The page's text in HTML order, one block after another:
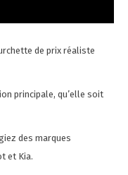
de prix réaliste
principale, qu’elle soit
des marques
et Kia.